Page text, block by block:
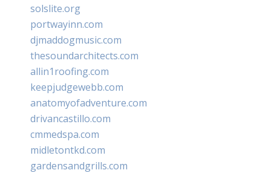
solslite.org
portwayinn.com
djmaddogmusic.com
thesoundarchitects.com
allin1roofing.com
keepjudgewebb.com
anatomyofadventure.com
drivancastillo.com
cmmedspa.com
midletontkd.com
gardensandgrills.com